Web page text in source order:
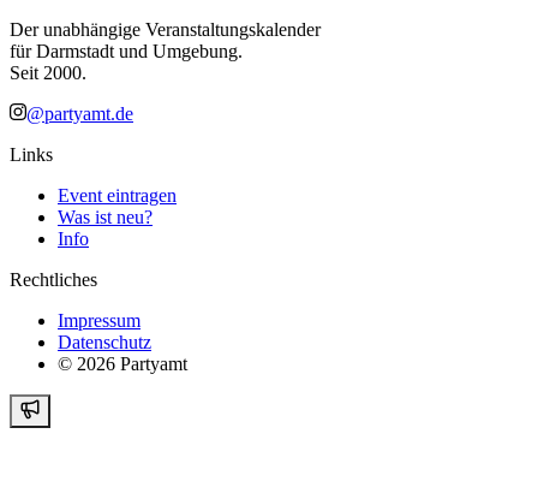
Der unabhängige Veranstaltungskalender
für Darmstadt und Umgebung.
Seit 2000.
@partyamt.de
Links
Event eintragen
Was ist neu?
Info
Rechtliches
Impressum
Datenschutz
© 2026 Partyamt